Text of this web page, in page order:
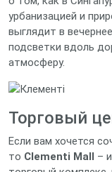
урбанизацией и
выглядит в
подсветки вдоль
атмосферу.
Торговый
Если вам хочется
то Clementi Mall –